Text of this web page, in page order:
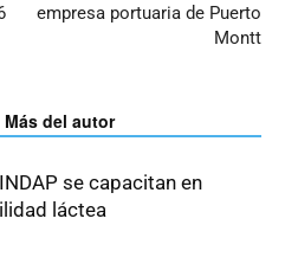
empresa portuaria de Puerto
Montt
Más del autor
se capacitan en
láctea